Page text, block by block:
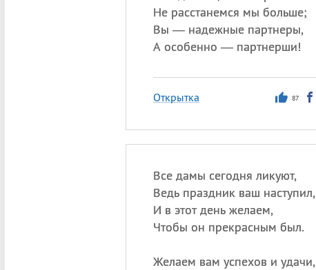
Не расстанемся мы больше;
Вы — надежные партнеры,
А особенно — партнерши!
Открытка 87
Все дамы сегодня ликуют,
Ведь праздник ваш наступил,
И в этот день желаем,
Чтобы он прекрасным был.
Желаем вам успехов и удачи,